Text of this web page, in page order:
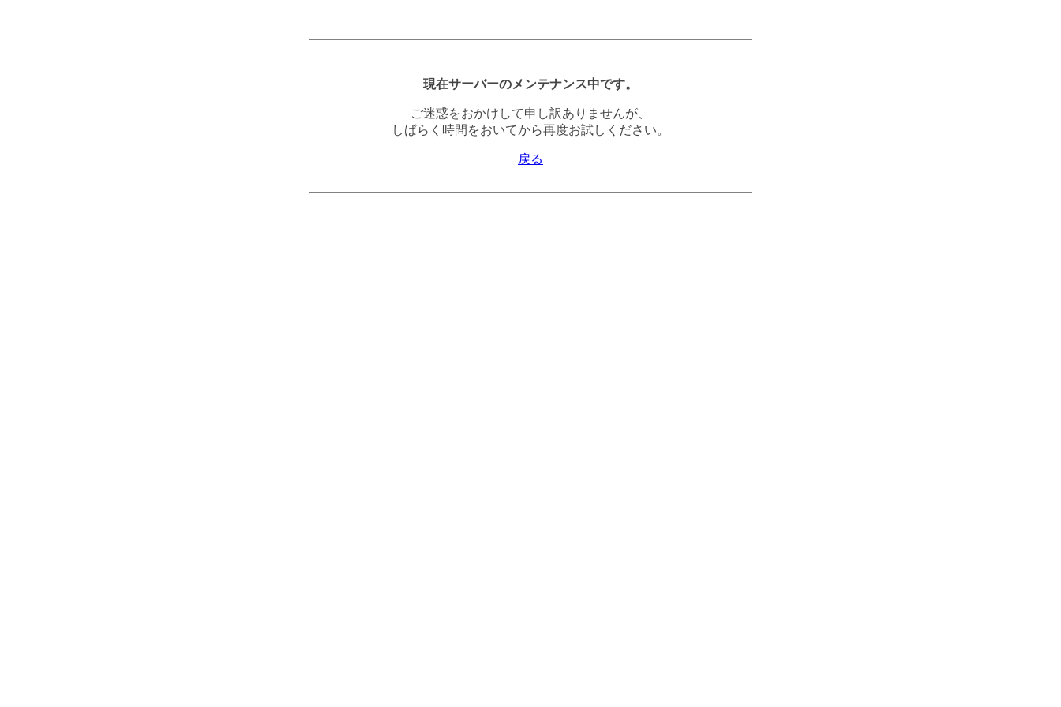
現在サーバーのメンテナンス中です。
ご迷惑をおかけして申し訳ありませんが、
しばらく時間をおいてから再度お試しください。
戻る